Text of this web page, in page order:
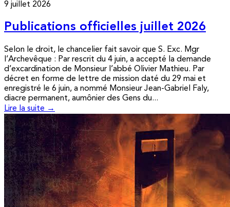
9 juillet 2026
Publications officielles juillet 2026
Selon le droit, le chancelier fait savoir que S. Exc. Mgr
l’Archevêque : Par rescrit du 4 juin, a accepté la demande
d’excardination de Monsieur l’abbé Olivier Mathieu. Par
décret en forme de lettre de mission daté du 29 mai et
enregistré le 6 juin, a nommé Monsieur Jean-Gabriel Faly,
diacre permanent, aumônier des Gens du...
Lire la suite →